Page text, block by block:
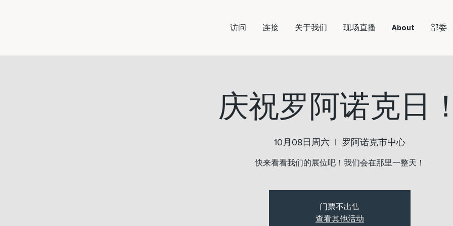
访问 连接 关于我们 现场直播 About 部委
庆祝罗阿诺克日！
10月08日周六
  |
罗阿诺克市中心
快来看看我们的展位吧！我们会在那里一整天！
门票不出售
查看其他活动